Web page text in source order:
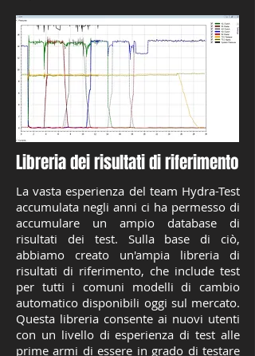
Libreria dei risultati di riferimento
La vasta esperienza del team Hydra-Test
accumulata negli anni ci ha permesso di
accumulare un ampio database di
risultati dei test. Sulla base di ciò,
abbiamo creato un'ampia libreria di
risultati di riferimento, che include test
per tutti i comuni modelli di cambio
automatico disponibili oggi sul mercato.
Questa libreria consente ai nuovi utenti
con un livello di esperienza di test alle
prime armi di essere in grado di testare